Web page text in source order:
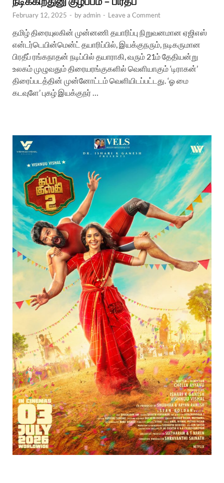
February 12, 2025 - byadmin - Leave a Comment
தமிழ் திரையுலகின் முன்னணி தயாரிப்பு நிறுவனமான ஏஜிஎஸ்
என்டர்டெயின்மென்ட் தயாரிப்பில், இயக்குநரும், நடிகருமான
பிரதீப் ரங்கநாதன் நடிப்பில் தயாராகி, வரும் 21ம் தேதியன்று
உலகம் முழுவதும் திரையரங்குகளில் வெளியாகும் ‘டிராகன்’
திரைப்படத்தின் முன்னோட்டம் வெளியிடப்பட்டது. ‘ஓ மை
கடவுளே’ புகழ் இயக்குநர் …